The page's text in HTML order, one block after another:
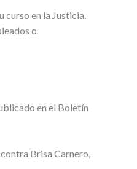
curso en la Justicia.
o
en el Boletín
Brisa Carnero,